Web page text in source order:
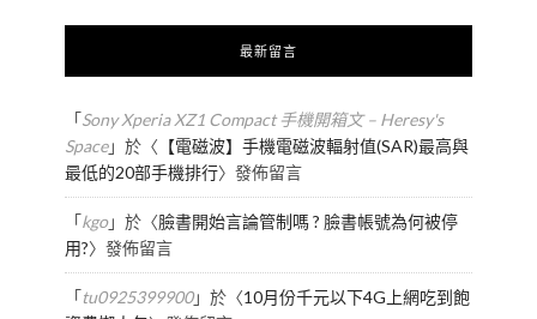
最新留言
「Sony Xperia XZ1 Compact 手機開箱文 – Heresy's
Space」於〈 【電磁波】手機電磁波輻射值(SAR)最高與
最低的20部手機排行〉發佈留言
「kgo」於〈臉書開始言論管制嗎 ? 臉書帳號為何被停
用?〉發佈留言
「tu0925399900」於〈10月份千元以下4G上網吃到飽